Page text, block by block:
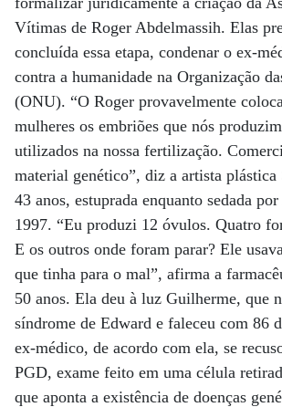
Vítimas de Roger Abdelmassih. Elas
concluída essa etapa, condenar o ex-
contra a humanidade na Organização
(ONU). “O Roger provavelmente
mulheres os embriões que nós
utilizados na nossa fertilização.
material genético”, diz a artista
43 anos, estuprada enquanto sedada
1997. “Eu produzi 12 óvulos. Quatro
E os outros onde foram parar? Ele
que tinha para o mal”, afirma a
50 anos. Ela deu à luz Guilherme, que
síndrome de Edward e faleceu com 86
ex-médico, de acordo com ela, se
PGD, exame feito em uma célula
que aponta a existência de doenças